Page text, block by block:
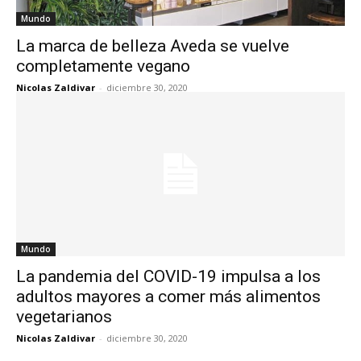
Mundo
La marca de belleza Aveda se vuelve
completamente vegano
Nicolas Zaldivar - diciembre 30, 2020
Mundo
La pandemia del COVID-19 impulsa a los
adultos mayores a comer más alimentos
vegetarianos
Nicolas Zaldivar - diciembre 30, 2020